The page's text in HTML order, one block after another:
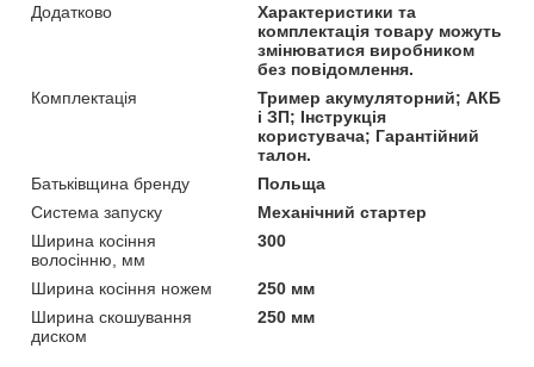
Додатково
Характеристики та
комплектація товару можуть
змінюватися виробником
без повідомлення.
Комплектація
Тример акумуляторний; АКБ
і ЗП; Інструкція
користувача; Гарантійний
талон.
Батьківщина бренду
Польща
Система запуску
Механічний стартер
Ширина косіння
волосінню, мм
300
Ширина косіння ножем
250 мм
Ширина скошування
диском
250 мм